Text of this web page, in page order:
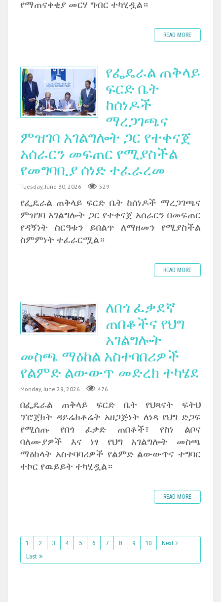
የማጠናቀቂያ መርሃ ግብር ተካሂዷል።
READ MORE
የፌዴራል ጠቅላይ
ፍርድ ቤት
ከሰነዶች
ማረጋገጫና
ምዝገባ አገልግሎት ጋር የተቀናጀ
አሰራርን መፍጠር የሚያስችል
የመግባቢያ ሰነድ ተፈራረመ
Tuesday, June 30, 2026 529
‎የፌዴራል ጠቅላይ ፍርድ ቤት ከሰነዶች ማረጋገጫና
ምዝገባ አገልግሎት ጋር የተቀናጀ አሰራርን በመፍጠር
የዳኝነት ስርዓቱን ይበልጥ ለማዘመን የሚያስችል
ስምምነት ተፈራርሟል።
READ MORE
ለበጎ ፈቃደኛ
ጠበቆችና የህግ
አገልግሎት
መስጫ ማዕከል አስተባበሪዎች
የልምድ ልውውጥ መድረክ ተካሄደ
Monday, June 29, 2026 476
በፌዴራል ጠቅላይ ፍርድ ቤት የህጻናት ፍትህ
ፕሮጀክት ዳይሬክቶሬት አዘጋጅነት ለነጻ የህግ ድጋፍ
የሚሰጡ የበጎ ፈቃድ ጠበቆች፣ የስነ ልቦና
ባለሙያዎች እና ነፃ የህግ አገልግሎት መስጫ
ማዕከላት አስተባባሪዎች የልምድ ልውውጥና ተግባር
ተኮር የዉይይት ተካሂዷል።
READ MORE
1 2 3 4 5 6 7 8 9 10
Next
Last